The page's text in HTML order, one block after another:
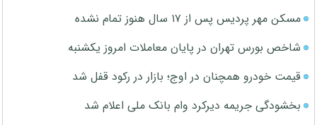
مسکن مهر پردیس پس از ۱۷ سال هنوز تمام نشده
شاخص بورس تهران در پایان معاملات امروز یکشنبه
قیمت خودرو همچنان در اوج؛ بازار در رکود قفل شد
بخشودگی جریمه دیرکرد وام بانک ملی اعلام شد